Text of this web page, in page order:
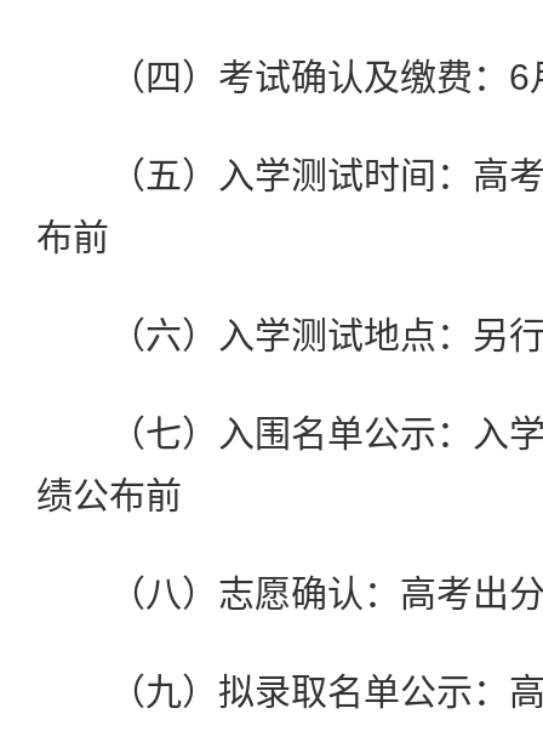
（四）考试确认及缴费：6
（五）入学测试时间：高考
布前
（六）入学测试地点：另
（七）入围名单公示：入学
绩公布前
（八）志愿确认：高考出
（九）拟录取名单公示：高